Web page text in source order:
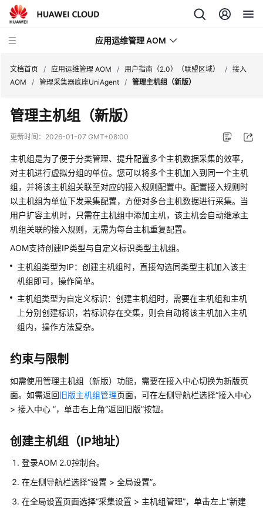
应用运维管理 AOM
新
动
产
品
介
绍
费
说
明
快
速
入
户
指
南
最
佳
实
API
文档首页 / 应用运维管理 AOM / 用户指南（2.0）（联盟区域） / 接入
AOM
/ 管理采集器底座UniAgent / 管理主机组（新版）
管理主机组（新版）
更新时间： 2026-01-07 GMT+08:00
主机组是为了便于分类管理、提升配置多个主机数据采集的效率，
对主机进行虚拟分组的单位。您可以将多个主机加入到同一个主机
组，并将该主机组关联至对应的接入规则配置中。配置接入规则时
以主机组为单位下发采集配置，方便对多台主机数据进行采集。当
用户扩容主机时，只需在主机组中添加主机，该主机会自动继承主
机组关联的接入规则，无需为每台主机重复配置。
AOM支持创建IP类型与自定义标识类型主机组。
主机组类型为IP：创建主机组时，直接勾选同类型主机加入该主
机组即可，操作简单。
主机组类型为自定义标识：创建主机组时，需要在主机组和主机
上分别创建标识，若标识存在交集，则会自动将该主机加入主机
组内，操作方法复杂。
约束与限制
如需使用管理主机组（新版）功能，需要在接入中心切换为新版页
面。如需返回旧版主机组管理页面，可在左侧导航栏选择“接入中心
> 接入中心 ”，单击右上角“返回旧版”按钮。
创建主机组（IP地址）
登录AOM 2.0控制台。
在左侧导航栏选择“设置 > 全局设置”。
在全局设置页面选择“采集设置 > 主机组管理”，单击左上“新建